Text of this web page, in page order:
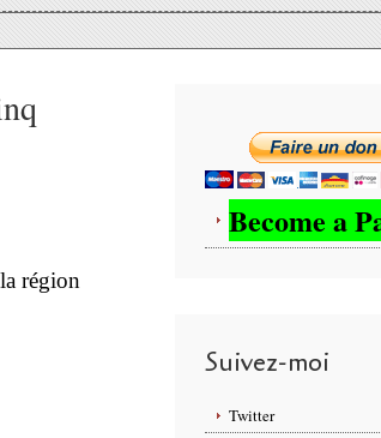
région
Become a
Suivez-moi
Twitter